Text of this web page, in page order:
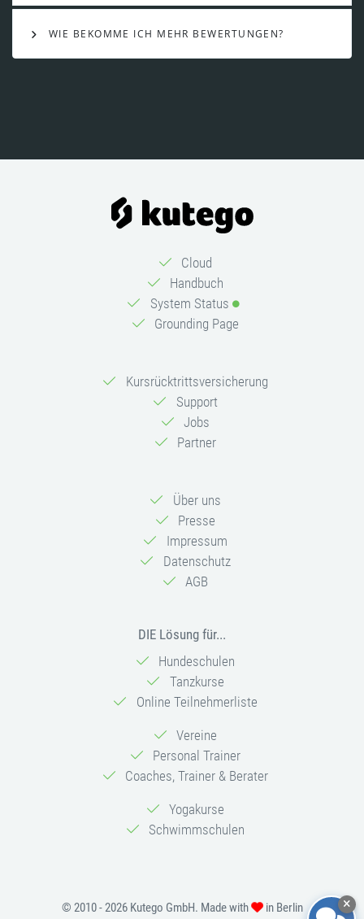
WIE BEKOMME ICH MEHR BEWERTUNGEN?
Cloud
Handbuch
System Status
Grounding Page
Kursrücktrittsversicherung
Support
Jobs
Partner
Über uns
Presse
Impressum
Datenschutz
AGB
DIE Lösung für...
Hundeschulen
Tanzkurse
Online Teilnehmerliste
Vereine
Personal Trainer
Coaches, Trainer & Berater
Yogakurse
Schwimmschulen
© 2010 - 2026 Kutego GmbH. Made with in Berlin